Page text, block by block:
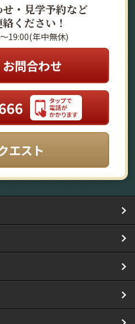
・見学予約など
ください！
19:00(年中無休)
問合わせ
エスト